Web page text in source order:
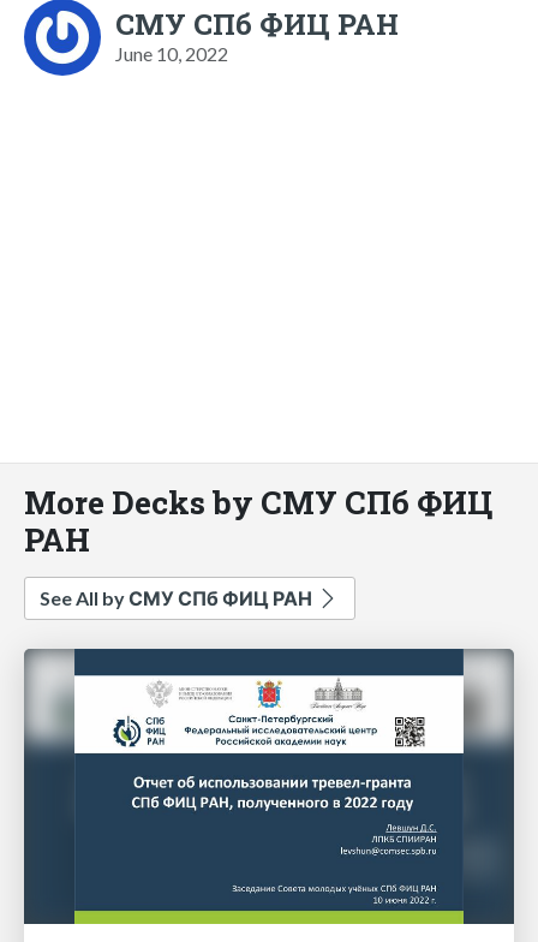
СМУ СПб ФИЦ РАН
June 10, 2022
More Decks by СМУ СПб ФИЦ
РАН
See All by СМУ СПб ФИЦ РАН